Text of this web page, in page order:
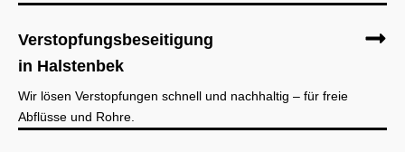
Verstopfungsbeseitigung
in Halstenbek
Wir lösen Verstopfungen schnell und nachhaltig – für freie
Abflüsse und Rohre.